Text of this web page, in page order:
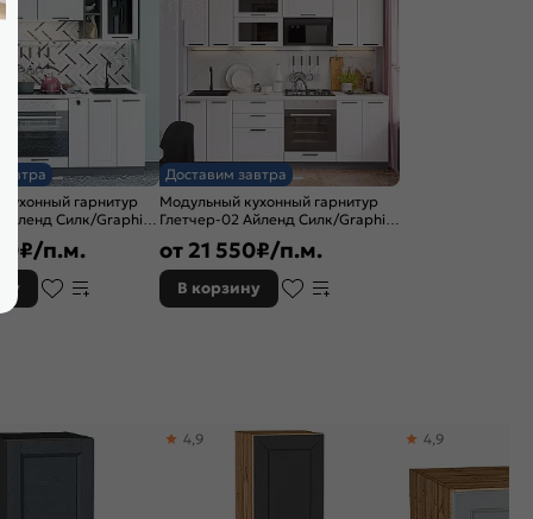
кухонный гарнитур
Айленд Силк/Graphite
₽/п.м.
Доставим завтра
Модульный кухонный гарнитур
Глетчер-02 Айленд Силк/Graphite
от 21 550₽/п.м.
В корзину
4,9 4,9